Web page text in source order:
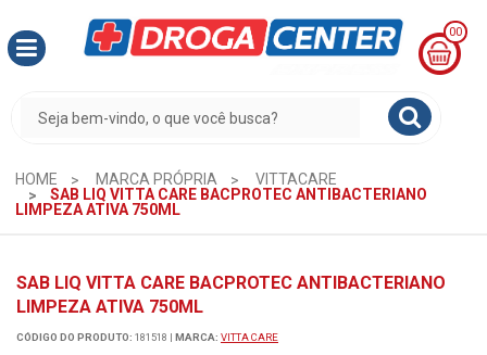
00
CESTA
R$
0,00
HOME MARCA PRÓPRIA
VITTACARE
SAB LIQ VITTA CARE BACPROTEC ANTIBACTERIANO
LIMPEZA ATIVA 750ML
SAB LIQ VITTA CARE BACPROTEC ANTIBACTERIANO
LIMPEZA ATIVA 750ML
CÓDIGO DO PRODUTO: 181518 | MARCA: VITTA CARE